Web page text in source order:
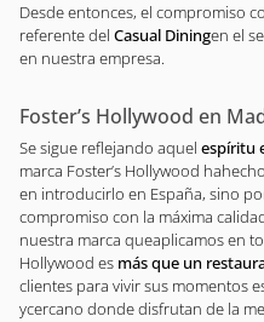
Desde entonces, el compromiso
referente del Casual Diningen el
en nuestra empresa.
Foster’s Hollywood en
Se sigue reflejando aquel espíritu
marca Foster’s Hollywood
en introducirlo en España, sino
compromiso con la máxima
nuestra marca queaplicamos en
Hollywood es más que un
clientes para vivir sus momentos
ycercano donde disfrutan de la